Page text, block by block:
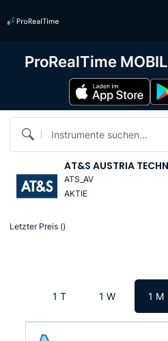
Instrumente suchen...
AT&S AUSTRIA
ATS_AV
AKTIE
Letzter Preis ()
1 T 1 W 1 M
ProRealTime